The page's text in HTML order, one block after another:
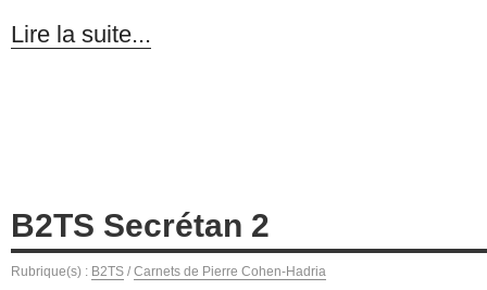
Lire la suite...
B2TS Secrétan 2
Rubrique(s) : B2TS / Carnets de Pierre Cohen-Hadria